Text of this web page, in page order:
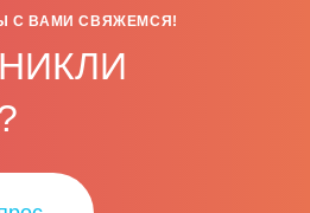
С ВАМИ СВЯЖЕМСЯ!